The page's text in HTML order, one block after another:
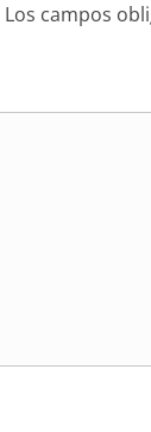
Los campos